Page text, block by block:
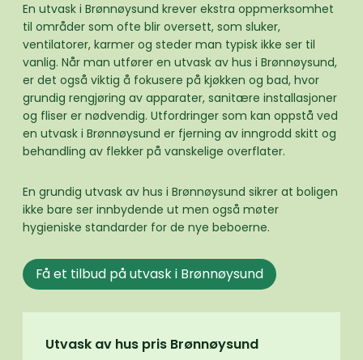
En utvask i Brønnøysund krever ekstra oppmerksomhet
til områder som ofte blir oversett, som sluker,
ventilatorer, karmer og steder man typisk ikke ser til
vanlig. Når man utfører en utvask av hus i Brønnøysund,
er det også viktig å fokusere på kjøkken og bad, hvor
grundig rengjøring av apparater, sanitære installasjoner
og fliser er nødvendig. Utfordringer som kan oppstå ved
en utvask i Brønnøysund er fjerning av inngrodd skitt og
behandling av flekker på vanskelige overflater.
En grundig utvask av hus i Brønnøysund sikrer at boligen
ikke bare ser innbydende ut men også møter
hygieniske standarder for de nye beboerne.
Få et tilbud på utvask i Brønnøysund
Utvask av hus pris Brønnøysund